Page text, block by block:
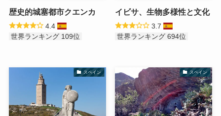
歴史的城塞都市クエンカ
4.4
世界ランキング 109位
イビサ、生物多様性と文化
3.7
世界ランキング 694位
スペイン スペイン